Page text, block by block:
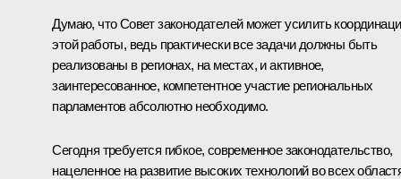
Думаю, что Совет законодателей может усилить
этой работы, ведь практически все задачи должны быть
реализованы в регионах, на местах, и активное,
заинтересованное, компетентное участие региональных
парламентов абсолютно необходимо.
Сегодня требуется гибкое, современное законодательство,
нацеленное на развитие высоких технологий во всех